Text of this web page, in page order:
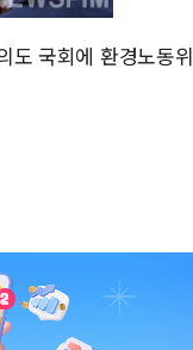
도 국회에 환경노동위